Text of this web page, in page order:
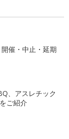
催・中止・延期
、アスレチック
ご紹介